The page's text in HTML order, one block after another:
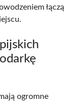
łączą
ogromne